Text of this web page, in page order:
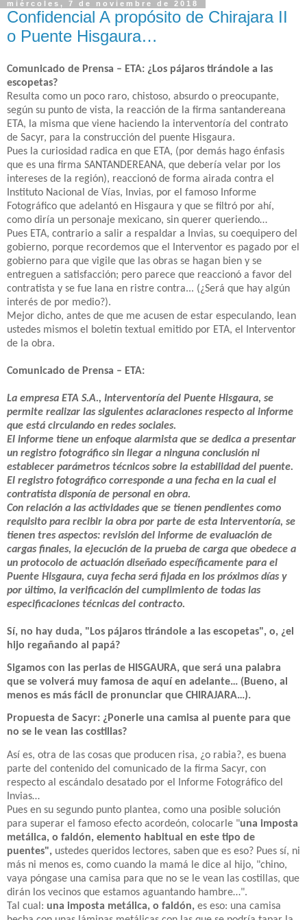
miércoles, 7 de noviembre de 2018
Confidencial A propósito de Chirajara II
o Puente Hisgaura…
Comunicado de Prensa – ETA: ¿Los pájaros tirándole a las
escopetas?
Resulta como un poco raro, chistoso, absurdo o preocupante,
según su punto de vista, la reacción de la firma santandereana
ETA, la misma que viene haciendo la interventoría del contrato
de Sacyr, para la construcción del puente Hisgaura.
Pues la curiosidad radica en que ETA, (por demás hago énfasis
que es una firma SANTANDEREANA, que debería velar por los
intereses de la región), reaccionó de forma airada contra el
Instituto Nacional de Vías, Invias, por el famoso Informe
Fotográfico que adelantó en Hisgaura y que se filtró por ahí,
como diría un personaje mexicano, sin querer queriendo…
Pues ETA, contrario a salir a respaldar a Invias, su coequipero del
gobierno, porque recordemos que el Interventor es pagado por el
gobierno para que vigile que las obras se hagan bien y se
entreguen a satisfacción; pero parece que reaccionó a favor del
contratista y se fue lana en ristre contra... (¿Será que hay algún
interés de por medio?).
Mejor dicho, antes de que me acusen de estar especulando, lean
ustedes mismos el boletín textual emitido por ETA, el Interventor
de la obra.
Comunicado de Prensa – ETA:
La empresa ETA S.A., Interventoría del Puente Hisgaura, se
permite realizar las siguientes aclaraciones respecto al informe
que está circulando en redes sociales.
El informe tiene un enfoque alarmista que se dedica a presentar
un registro fotográfico sin llegar a ninguna conclusión ni
establecer parámetros técnicos sobre la estabilidad del puente.
El registro fotográfico corresponde a una fecha en la cual el
contratista disponía de personal en obra.
Con relación a las actividades que se tienen pendientes como
requisito para recibir la obra por parte de esta Interventoría, se
tienen tres aspectos: revisión del informe de evaluación de
cargas finales, la ejecución de la prueba de carga que obedece a
un protocolo de actuación diseñado específicamente para el
Puente Hisgaura, cuya fecha será fijada en los próximos días y
por último, la verificación del cumplimiento de todas las
especificaciones técnicas del contracto.
Sí, no hay duda, "Los pájaros tirándole a las escopetas", o, ¿el
hijo regañando al papá?
Sigamos con las perlas de HISGAURA, que será una palabra
que se volverá muy famosa de aquí en adelante… (Bueno, al
menos es más fácil de pronunciar que CHIRAJARA…).
Propuesta de Sacyr: ¿Ponerle una camisa al puente para que
no se le vean las costillas?
Así es, otra de las cosas que producen risa, ¿o rabia?, es buena
parte del contenido del comunicado de la firma Sacyr, con
respecto al escándalo desatado por el Informe Fotográfico del
Invias…
Pues en su segundo punto plantea, como una posible solución
para superar el famoso efecto acordeón, colocarle "una imposta
metálica, o faldón, elemento habitual en este tipo de
puentes", ustedes queridos lectores, saben que es eso? Pues sí, ni
más ni menos es, como cuando la mamá le dice al hijo, "chino,
vaya póngase una camisa para que no se le vean las costillas, que
dirán los vecinos que estamos aguantando hambre…".
Tal cual: una imposta metálica, o faldón, es eso: una camisa